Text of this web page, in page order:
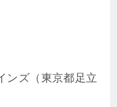
ンズ（東京都足立